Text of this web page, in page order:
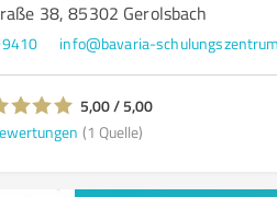
38, 85302 Gerolsbach
info@bavaria-
5,00 / 5,00
(1 Quelle)